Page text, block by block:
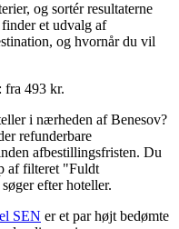
og sortér resultaterne
et udvalg af
og hvornår du vil
fra 493 kr.
i nærheden af Benesov?
refunderbare
afbestillingsfristen. Du
af filteret "Fuldt
efter hoteller.
SEN er et par højt bedømte